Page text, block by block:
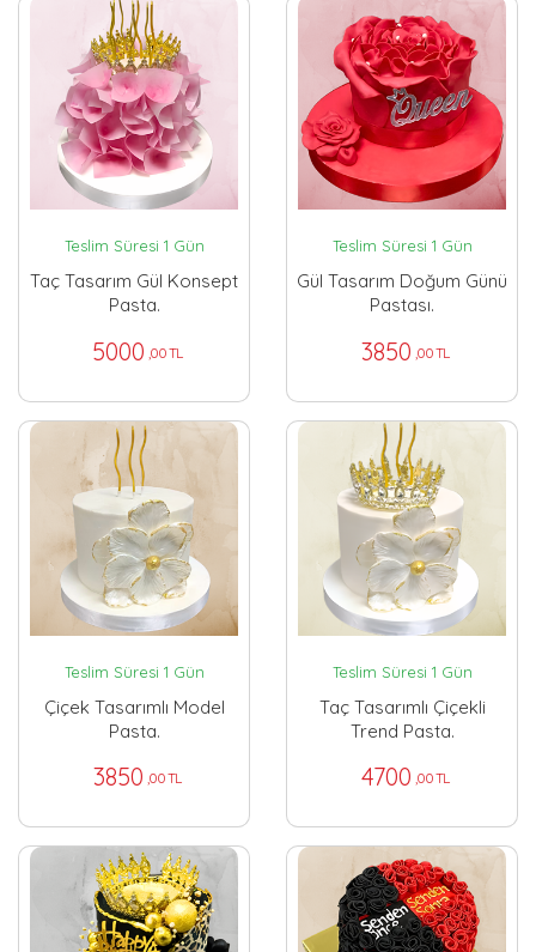
Teslim Süresi 1 Gün
Taç Tasarım Gül Konsept
Pasta.
5000 ,00 TL
Teslim Süresi 1 Gün
Gül Tasarım Doğum Günü
Pastası.
3850 ,00 TL
Teslim Süresi 1 Gün
Çiçek Tasarımlı Model
Pasta.
3850 ,00 TL
Teslim Süresi 1 Gün
Taç Tasarımlı Çiçekli
Trend Pasta.
4700 ,00 TL